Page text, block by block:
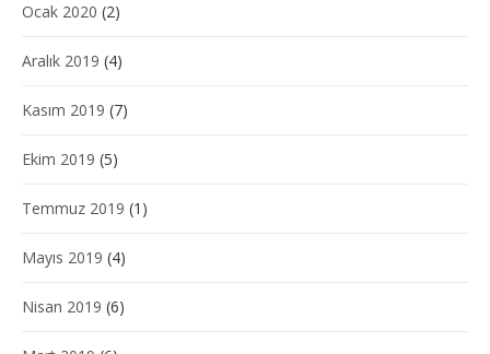
Ocak 2020 (2)
Aralık 2019 (4)
Kasım 2019 (7)
Ekim 2019 (5)
Temmuz 2019 (1)
Mayıs 2019 (4)
Nisan 2019 (6)